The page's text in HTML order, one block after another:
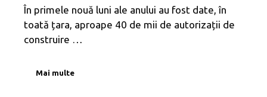
În primele nouă luni ale anului au fost date, în
toată țara, aproape 40 de mii de autorizații de
construire …
Mai multe